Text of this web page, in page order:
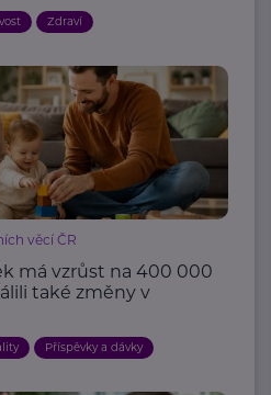
Zdraví
věcí ČR
má vzrůst na 400 000
také změny v
Příspěvky a dávky